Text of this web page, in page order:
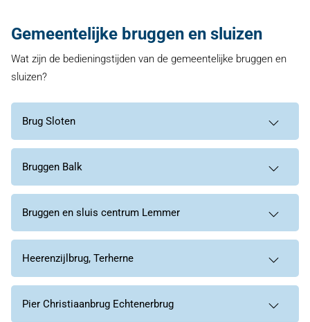
Gemeentelijke bruggen en sluizen
Wat zijn de bedieningstijden van de gemeentelijke bruggen en
sluizen?
Brug Sloten
Bruggen Balk
Bruggen en sluis centrum Lemmer
Heerenzijlbrug, Terherne
Pier Christiaanbrug Echtenerbrug